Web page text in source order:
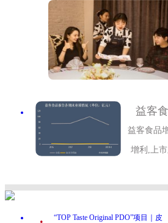
益客
益客食品
增利,上
. “TOP Taste Original PDO”项目｜皮